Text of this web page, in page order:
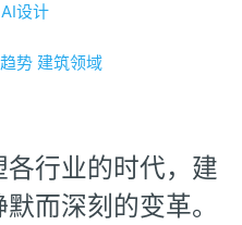
AI设计
势 建筑领域
行业的时代，建
而深刻的变革。